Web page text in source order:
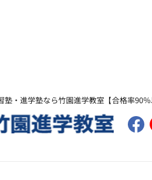
塾・進学塾なら竹園進学教室【合格率90％